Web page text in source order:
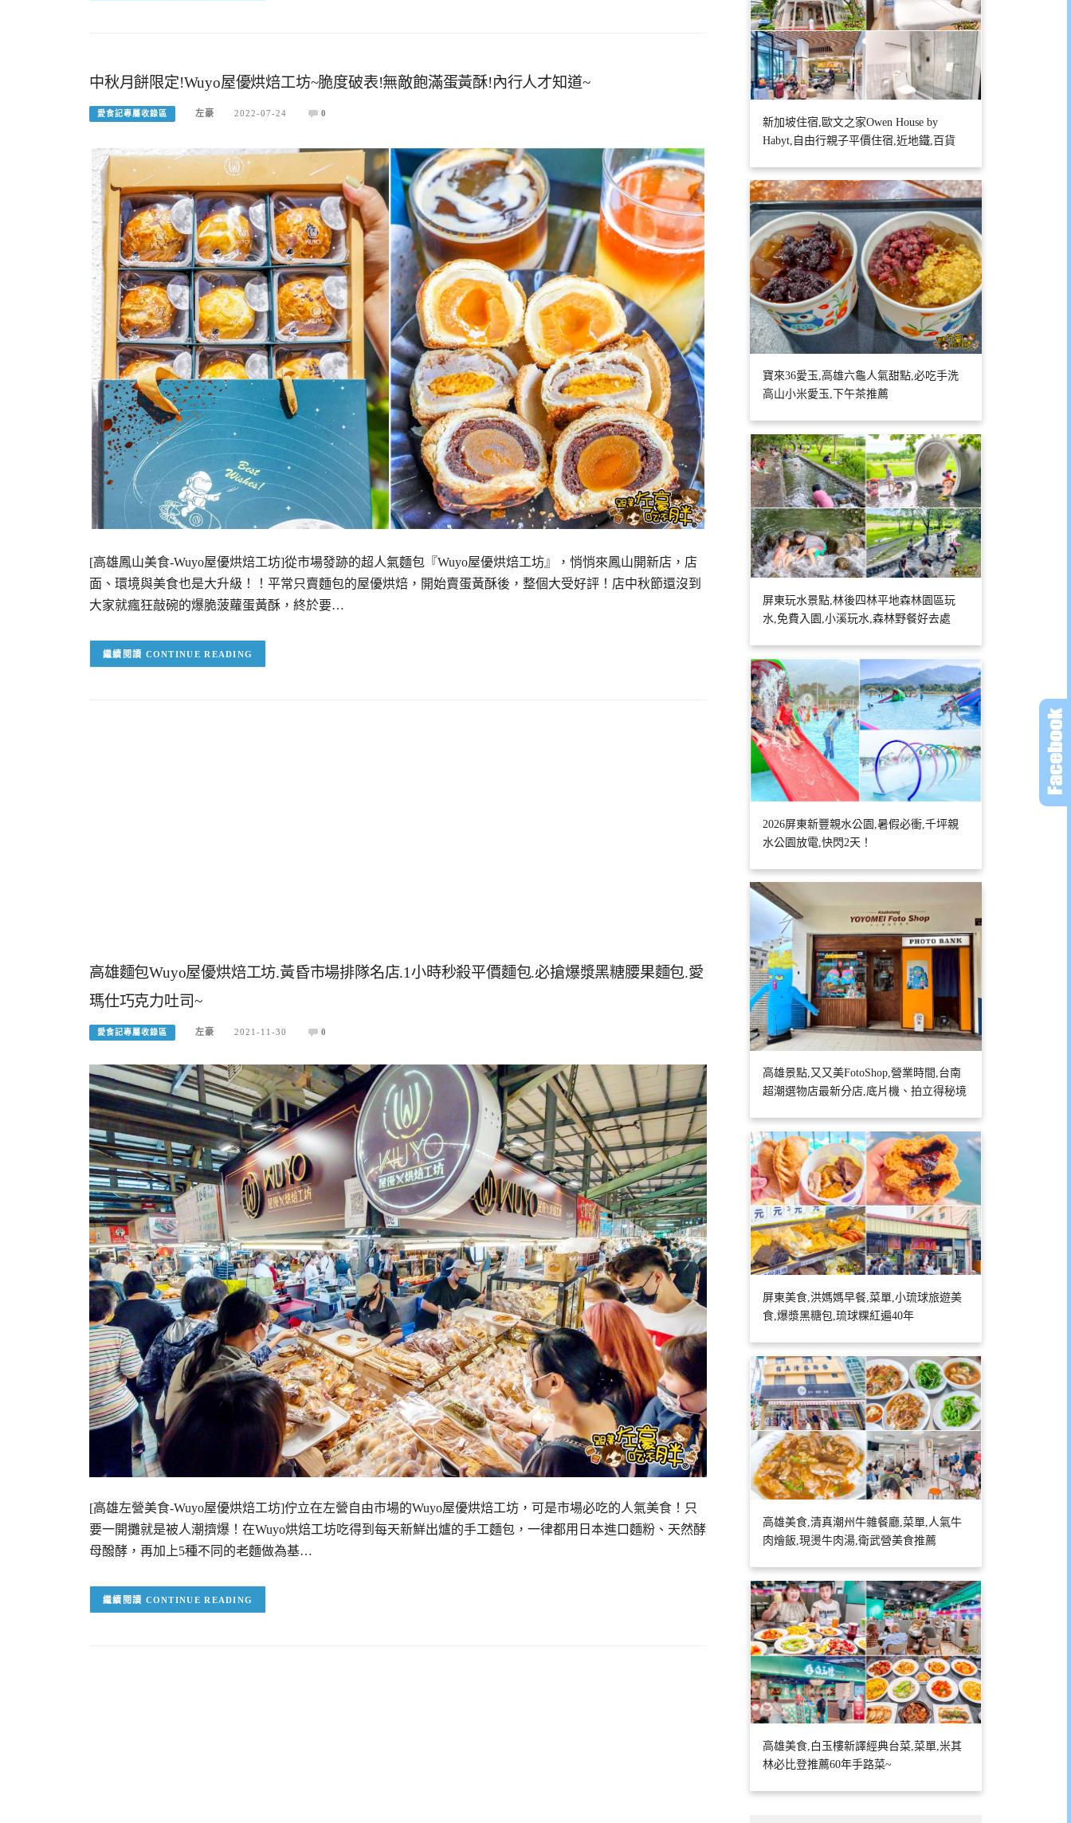
中秋月餅限定!Wuyo屋優烘焙工坊~脆度破表!無敵飽滿蛋黃酥!內行人才知道~
愛食記專屬收錄區 左豪 2022-07-24 0
[高雄鳳山美食-Wuyo屋優烘焙工坊]從市場發跡的超人氣麵包『Wuyo屋優烘焙工坊』，悄悄來鳳山開新店，店
面、環境與美食也是大升級！！平常只賣麵包的屋優烘焙，開始賣蛋黃酥後，整個大受好評！店中秋節還沒到
大家就瘋狂敲碗的爆脆菠蘿蛋黃酥，終於要…
CONTINUE READING
高雄麵包Wuyo屋優烘焙工坊.黃昏市場排隊名店.1小時秒殺平價麵包.必搶爆漿黑糖腰果麵包.愛
瑪仕巧克力吐司~
愛食記專屬收錄區 左豪 2021-11-30 0
[高雄左營美食-Wuyo屋優烘焙工坊]佇立在左營自由市場的Wuyo屋優烘焙工坊，可是市場必吃的人氣美食！只
要一開攤就是被人潮擠爆！在Wuyo烘焙工坊吃得到每天新鮮出爐的手工麵包，一律都用日本進口麵粉、天然酵
母醱酵，再加上5種不同的老麵做為基…
CONTINUE READING
新加坡住宿,歐文之家Owen House by
Habyt,自由行親子平價住宿,近地鐵,百貨
寶來36愛玉,高雄六龜人氣甜點,必吃手洗
高山小米愛玉,下午茶推薦
屏東玩水景點,林後四林平地森林園區玩
水,免費入園,小溪玩水,森林野餐好去處
2026屏東新豐親水公園,暑假必衝,千坪親
水公園放電,快閃2天！
高雄景點,又又美FotoShop,營業時間,台南
超潮選物店最新分店,底片機、拍立得秘境
屏東美食,洪媽媽早餐,菜單,小琉球旅遊美
食,爆漿黑糖包,琉球粿紅遍40年
高雄美食,清真潮州牛雜餐廳,菜單,人氣牛
肉燴飯,現燙牛肉湯,衛武營美食推薦
高雄美食,白玉樓新譯經典台菜,菜單,米其
林必比登推薦60年手路菜~